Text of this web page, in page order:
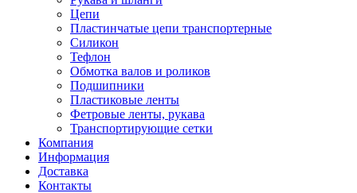
Цепи
Пластинчатые цепи транспортерные
Силикон
Тефлон
Обмотка валов и роликов
Подшипники
Пластиковые ленты
Фетровые ленты, рукава
Транспортирующие сетки
Компания
Информация
Доставка
Контакты